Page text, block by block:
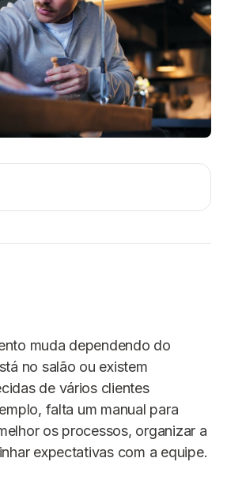
muda dependendo do
no salão ou existem
de vários clientes
falta um manual para
os processos, organizar a
expectativas com a equipe.